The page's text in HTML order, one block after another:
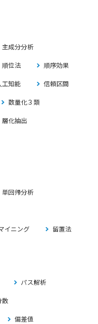
主成分分析
順位法
順序効果
工知能
信頼区間
数量化３類
層化抽出
単回帰分析
イニング 留置法
パス解析
散
偏差値